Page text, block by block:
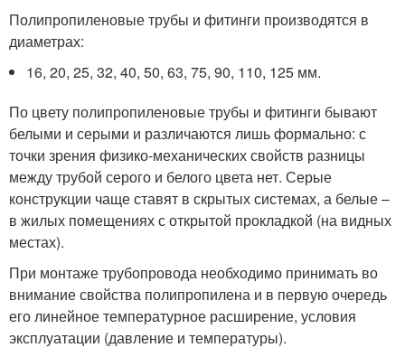
Полипропиленовые трубы и фитинги производятся в
диаметрах:
16, 20, 25, 32, 40, 50, 63, 75, 90, 110, 125 мм.
По цвету полипропиленовые трубы и фитинги бывают
белыми и серыми и различаются лишь формально: с
точки зрения физико-механических свойств разницы
между трубой серого и белого цвета нет. Серые
конструкции чаще ставят в скрытых системах, а белые –
в жилых помещениях с открытой прокладкой (на видных
местах).
При монтаже трубопровода необходимо принимать во
внимание свойства полипропилена и в первую очередь
его линейное температурное расширение, условия
эксплуатации (давление и температуры).